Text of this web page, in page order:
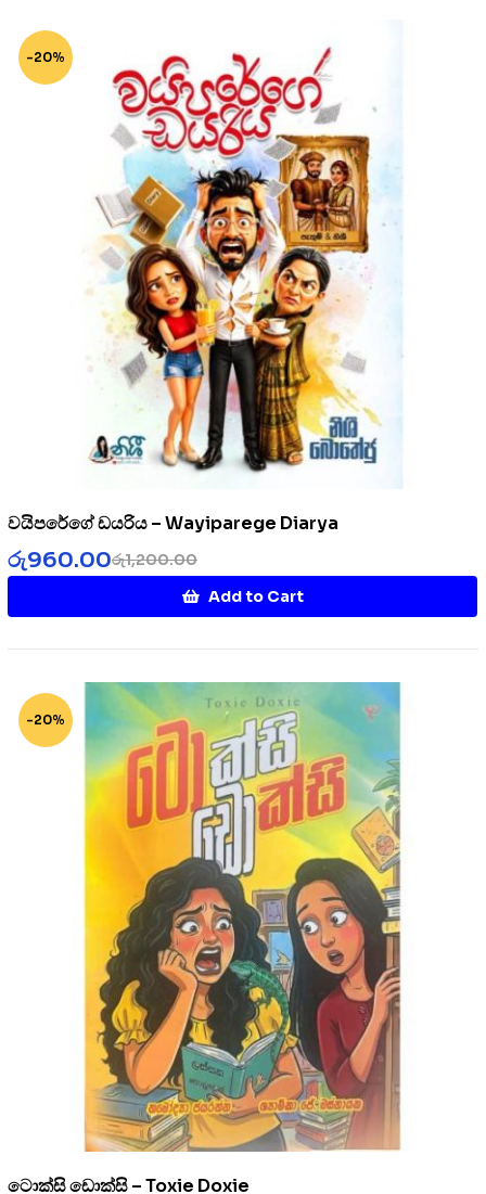
-20%
වයිපරේගේ ඩයරිය – Wayiparege Diarya
රු1,200.00
රු960.00
Add to Cart
-20%
ටොක්සි ඩොක්සි – Toxie Doxie